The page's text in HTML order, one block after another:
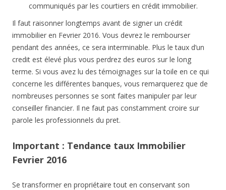
communiqués par les courtiers en crédit immobilier.
Il faut raisonner longtemps avant de signer un crédit
immobilier en Fevrier 2016. Vous devrez le rembourser
pendant des années, ce sera interminable. Plus le taux d’un
credit est élevé plus vous perdrez des euros sur le long
terme. Si vous avez lu des témoignages sur la toile en ce qui
concerne les différentes banques, vous remarquerez que de
nombreuses personnes se sont faites manipuler par leur
conseiller financier. Il ne faut pas constamment croire sur
parole les professionnels du pret.
Important : Tendance taux Immobilier
Fevrier 2016
Se transformer en propriétaire tout en conservant son